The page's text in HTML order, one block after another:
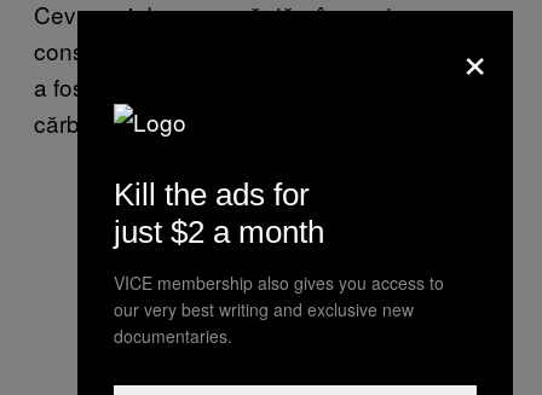
Ceva mai devreme săptămâna asta,
consilierii științifici ai lui Obama l-au criticat că
a fost prea explicit cu terminologia anti-
cărbune.
×
Kill the ads for
just $2 a month
VICE membership also gives you access to
our very best writing and exclusive new
documentaries.